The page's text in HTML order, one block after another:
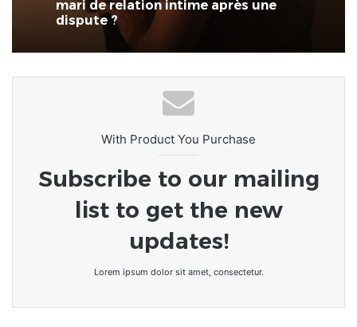
Est-ce qu’une femme peut priver son
mari de relation intime après une
dispute ?
pays !
With Product You Purchase
Subscribe to our mailing
list to get the new
updates!
Lorem ipsum dolor sit amet, consectetur.